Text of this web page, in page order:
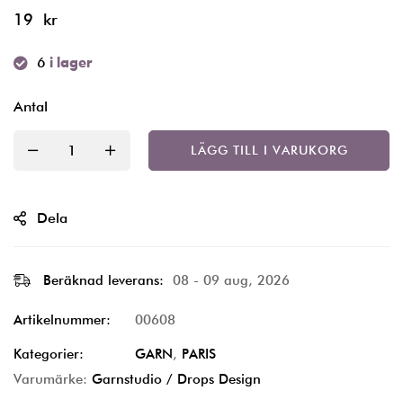
19 kr
6 i lager
Antal
LÄGG TILL I VARUKORG
Dela
Beräknad leverans: 08 - 09 aug, 2026
Artikelnummer: 00608
Kategorier: GARN, PARIS
Varumärke: Garnstudio / Drops Design